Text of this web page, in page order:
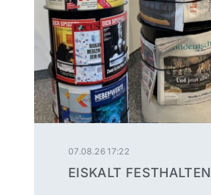
07.08.26 17:22
EISKALT FESTHALTEN